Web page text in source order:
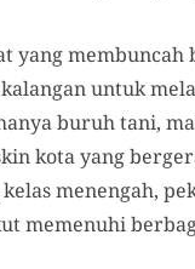
yang membuncah
untuk
buruh tani,
kota yang
menengah,
memenuhi